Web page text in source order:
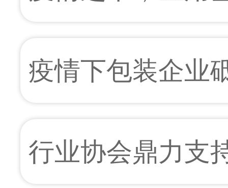
齐放
疫情下包装企业
行业发展新思路
行业协会鼎力支